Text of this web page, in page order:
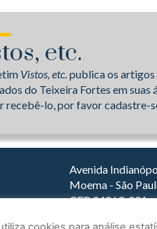
etc.
Vistos, etc.publica os
do Teixeira Fortes em suas
recebê-lo, por favor cadastre-
Avenida
Moema - São
CEP 04063-001